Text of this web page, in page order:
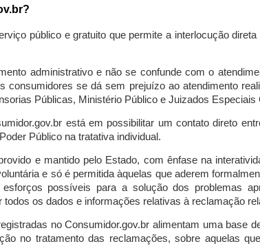
público e gratuito que permite a interlocução
administrativo e não se confunde com o
consumidores se dá sem prejuízo ao atendimento
Públicas, Ministério Público e Juizados Especiais
está em possibilitar um contato direto
Público na tratativa individual.
e mantido pelo Estado, com ênfase na
e só é permitida àquelas que aderem
possíveis para a solução dos problemas
os dados e informações relativas à reclamação
no Consumidor.gov.br alimentam uma base
no tratamento das reclamações, sobre aquelas